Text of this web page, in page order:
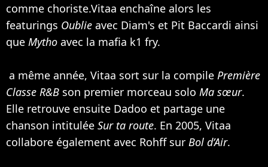
comme choriste.Vitaa enchaîne alors les
featurings Oublie avec Diam's et Pit Baccardi ainsi
que Mytho avec la mafia k1 fry.
a même année, Vitaa sort sur la compile Première
Classe R&B son premier morceau solo Ma sœur.
Elle retrouve ensuite Dadoo et partage une
chanson intitulée Sur ta route. En 2005, Vitaa
collabore également avec Rohffsur Bol d’Air.